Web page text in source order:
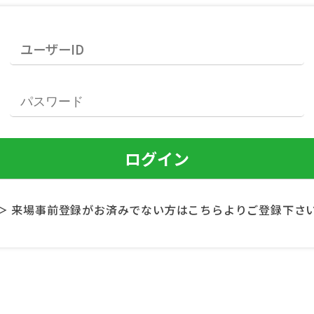
来場事前登録がお済みでない方はこちらよりご登録下さ